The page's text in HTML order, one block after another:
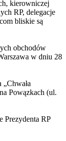
kierowniczej
RP, delegacje
bliskie są
obchodów
w dniu 28
Powązkach (ul.
Prezydenta RP